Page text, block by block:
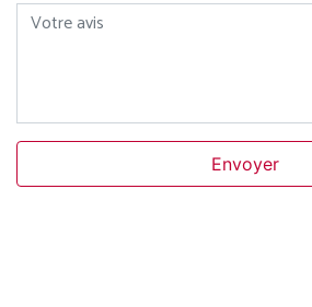
Votre avis
Envoyer